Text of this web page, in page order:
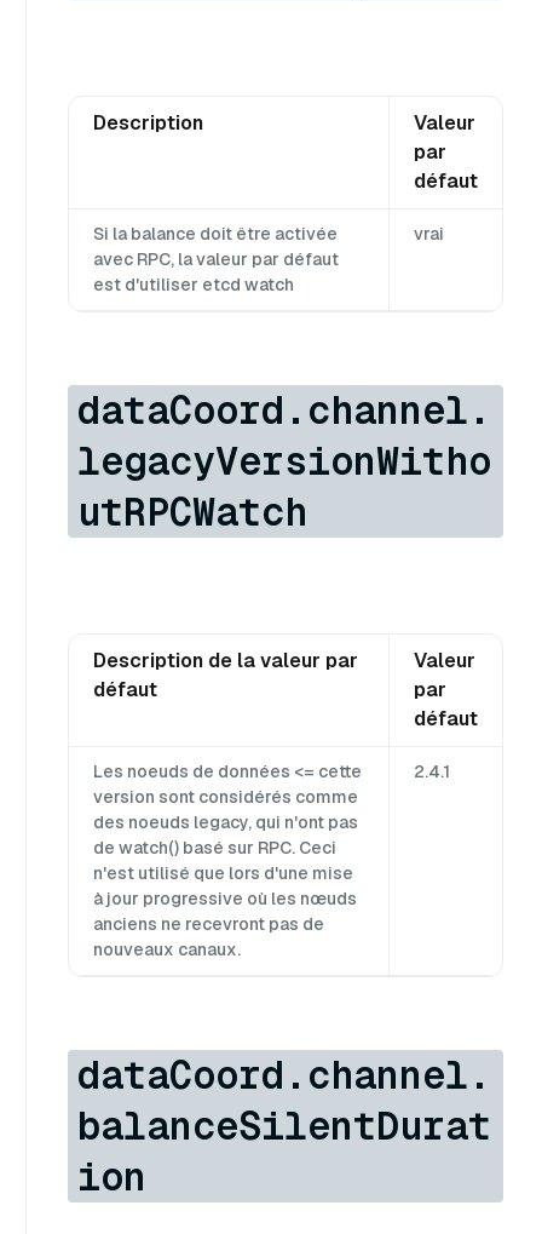
Description
Valeur
par
défaut
Si la balance doit être activée
avec RPC, la valeur par défaut
est d'utiliser etcd watch
vrai
dataCoord.channel.
legacyVersionWitho
utRPCWatch
Description de la valeur par
défaut
Valeur
par
défaut
Les noeuds de données <= cette
version sont considérés comme
des noeuds legacy, qui n'ont pas
de watch() basé sur RPC. Ceci
n'est utilisé que lors d'une mise
à jour progressive où les nœuds
anciens ne recevront pas de
nouveaux canaux.
2.4.1
dataCoord.channel.
balanceSilentDurat
ion